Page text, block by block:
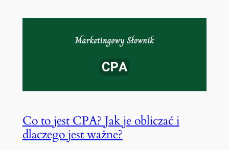
Co to jest CPA? Jak je obliczać i
dlaczego jest ważne?